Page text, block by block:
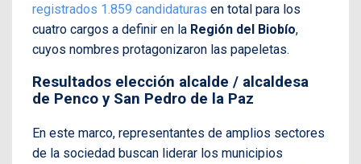
registrados 1.859 candidaturas en total para los
cuatro cargos a definir en la Región del Biobío,
cuyos nombres protagonizaron las papeletas.
Resultados elección alcalde / alcaldesa
de Penco y San Pedro de la Paz
En este marco, representantes de amplios sectores
de la sociedad buscan liderar los municipios